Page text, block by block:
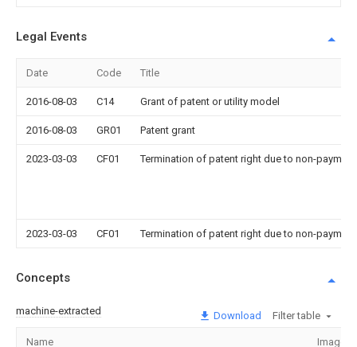
Legal Events
Date Code Title
2016-08-03 C14 Grant of patent or utility model
2016-08-03 GR01 Patent grant
2023-03-03 CF01 Termination of patent right due to non-
2023-03-03 CF01 Termination of patent right due to non-
Concepts
machine-extracted Download Filter table
Name Image